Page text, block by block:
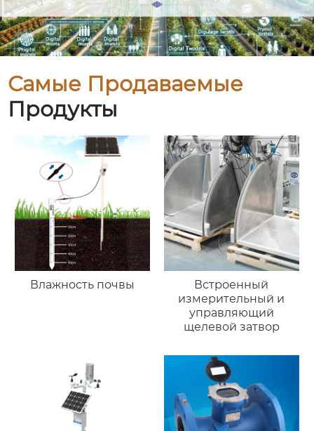
Самые Продаваемые
Продукты
Влажность почвы
Встроенный
измерительный и
управляющий
щелевой затвор